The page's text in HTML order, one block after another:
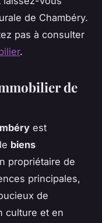
de Chambéry.
pas à consulter
.
de
est
biens
propriétaire de
principales,
de
culture et en